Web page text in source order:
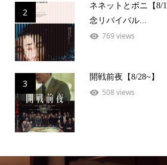
2
ネネットとボニ【8/
念リバイバル...
769 views
3
開戦前夜【8/28~】
508 views